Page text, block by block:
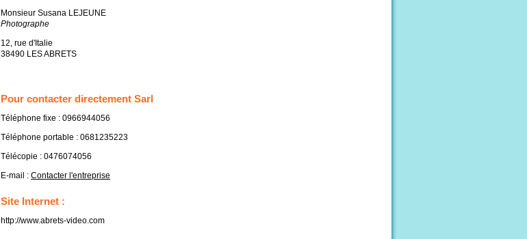
Monsieur Susana LEJEUNE
Photographe
12, rue d'Italie
38490 LES ABRETS
Pour contacter directement Sarl
Téléphone fixe : 0966944056
Téléphone portable : 0681235223
Télécopie : 0476074056
E-mail : Contacter l'entreprise
Site Internet :
http://www.abrets-video.com